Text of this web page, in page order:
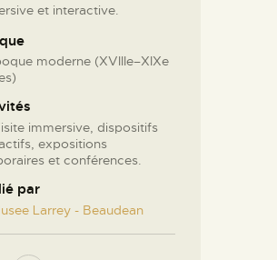
et interactive.
moderne (XVIIIe–XIXe
immersive, dispositifs
expositions
et conférences.
par
Larrey - Beaudean